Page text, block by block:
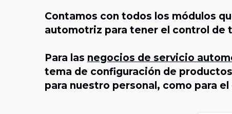
Contamos con todos los módulos
automotriz para tener el control de
Para las negocios de servicio
tema de configuración de
para nuestro personal, como para